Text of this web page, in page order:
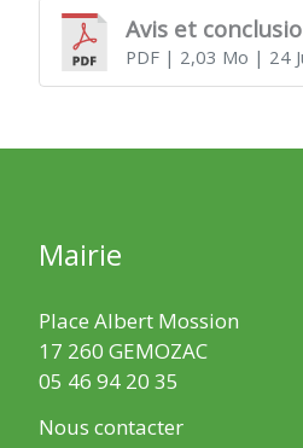
Avis et
PDF| 2,03 Mo | 24
Mairie
Place Albert Mossion
17 260 GEMOZAC
05 46 94 20 35
Nous contacter